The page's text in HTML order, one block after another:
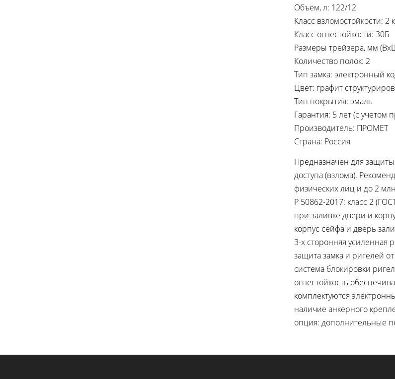
Объём, л: 122/12
Класс взломостойкости: 2
Класс огнестойкости: 30Б
Размеры трейзера, мм
Количество полок: 2
Тип замка: электронный
Цвет: графит
Тип покрытия: эмаль
Гарантия: 5 лет (с учетом
Производитель: ПРОМЕТ
Страна: Россия
Предназначен для
доступа (взлома).
физических лиц и до 2
Р 50862-2017: класс 2
при заливке двери и
корпус сейфа и дверь
3-х сторонняя усиленная
защита замка и ригелей
система блокировки
огнестойкость
комплектуются
наличие анкерного
опция: дополнительные